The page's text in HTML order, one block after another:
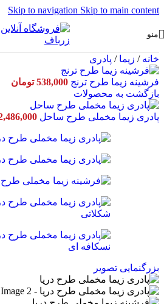
Skip to navigation Skip to main content
منو
خانه/ زیما/ پادری
فرشینه زیما طرح ترنج 538,000 تومان
بازگشت به محصولات
پادری زیما مخملی طرح ساحل
بزرگنمایی تصویر